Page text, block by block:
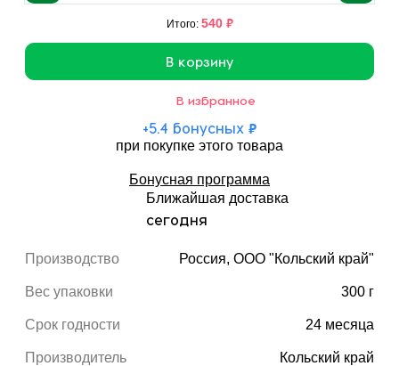
Производство Россия, ООО "Кольский край"
Вес упаковки 300 г
Срок годности 24 месяца
Производитель Кольский край
Итого: 540 ₽
В корзину
В избранное
+5.4 бонусных ₽
при покупке этого товара
Бонусная программа
Ближайшая доставка
сегодня